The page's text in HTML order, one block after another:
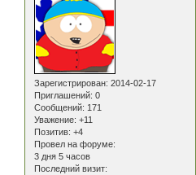
Зарегистрирован: 2014-02-17
Приглашений: 0
Сообщений: 171
Уважение: +11
Позитив: +4
Провел на форуме:
3 дня 5 часов
Последний визит: